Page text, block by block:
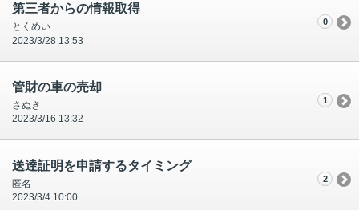
第三者からの情報取得
とくめい
2023/3/28 13:53
0
管財の車の売却
さぬき
2023/3/16 13:32
1
送達証明を申請するタイミング
匿名
2023/3/4 10:00
2